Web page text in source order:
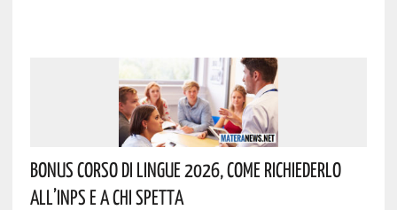
Bonus Corso Di Lingue 2026, Come Richiederlo
All’INPS E A Chi Spetta